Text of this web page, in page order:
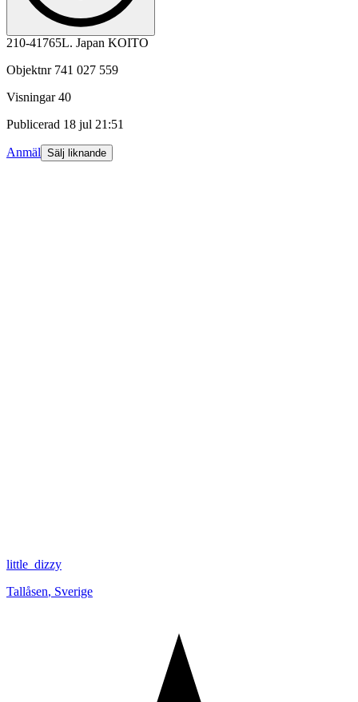
210-41765L. Japan KOITO
Objektnr 741 027 559
Visningar 40
Publicerad 18 jul 21:51
Anmäl Sälj liknande
little_dizzy
Tallåsen, Sverige